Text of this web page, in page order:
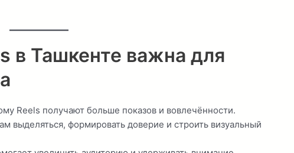
в Ташкенте важна для
Reels получают больше показов и вовлечённости.
выделяться, формировать доверие и строить визуальный